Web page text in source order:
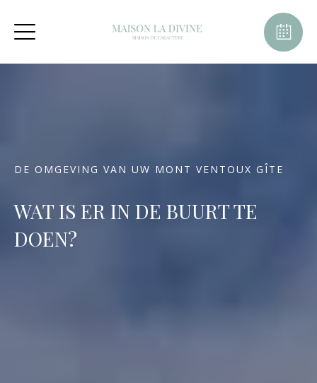
DE OMGEVING VAN UW MONT VENTOUX GÎTE
WAT IS ER IN DE BUURT TE
DOEN?